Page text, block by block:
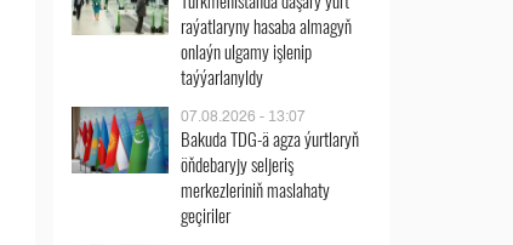
raýatlaryny hasaba almagyň
onlaýn ulgamy işlenip
taýýarlanyldy
07.08.2026 - 13:07
Bakuda TDG-ä agza ýurtlaryň
öňdebaryjy seljeriş
merkezleriniň maslahaty
geçiriler